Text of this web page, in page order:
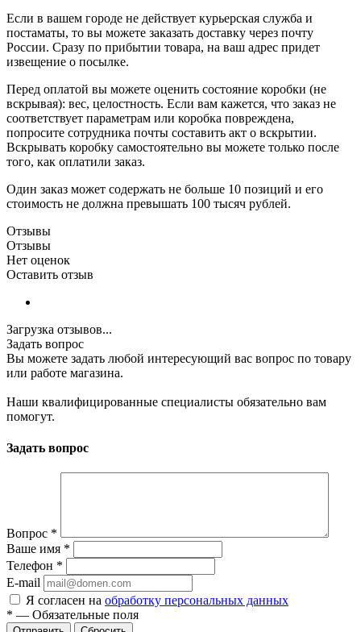
Если в вашем городе не действует курьерская служба и
постаматы, то вы можете заказать доставку через почту
России. Сразу по прибытии товара, на ваш адрес придет
извещение о посылке.
Перед оплатой вы можете оценить состояние коробки (не
вскрывая): вес, целостность. Если вам кажется, что заказ не
соответствует параметрам или коробка повреждена,
попросите сотрудника почты составить акт о вскрытии.
Вскрывать коробку самостоятельно вы можете только после
того, как оплатили заказ.
Один заказ может содержать не больше 10 позиций и его
стоимость не должна превышать 100 тысяч рублей.
Отзывы
Отзывы
Нет оценок
Оставить отзыв
Загрузка отзывов...
Задать вопрос
Вы можете задать любой интересующий вас вопрос по товару
или работе магазина.
Наши квалифицированные специалисты обязательно вам
помогут.
Задать вопрос
Вопрос *
Ваше имя *
Телефон *
E-mail
Я согласен на обработку персональных данных
* — Обязательные поля